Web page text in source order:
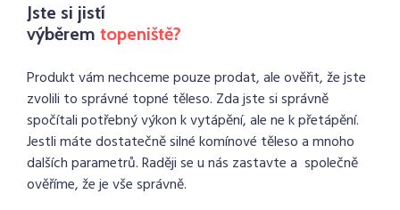
Jste si jistí
výběrem topeniště?
Produkt vám nechceme pouze prodat, ale ověřit, že jste
zvolili to správné topné těleso. Zda jste si správně
spočítali potřebný výkon k vytápění, ale ne k přetápění.
Jestli máte dostatečně silné komínové těleso a mnoho
dalších parametrů. Raději se u nás zastavte a společně
ověříme, že je vše správně.